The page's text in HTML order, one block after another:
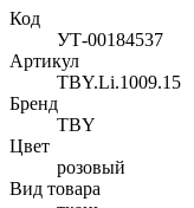
Код
УТ-00184537
Артикул
TBY.Li.1009.15
Бренд
TBY
Цвет
розовый
Вид товара